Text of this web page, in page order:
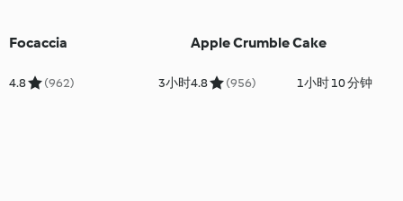
Focaccia
4.8 (962) 3小时
Apple Crumble Cake
4.8 (956) 1小时 10 分钟